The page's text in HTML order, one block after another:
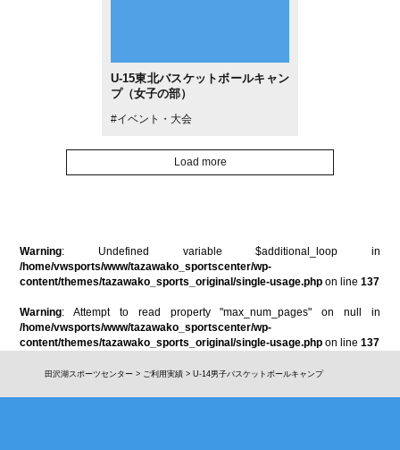
U-15東北バスケットボールキャン
プ（女子の部）
#イベント・大会
Load more
Warning: Undefined variable $additional_loop in
/home/vwsports/www/tazawako_sportscenter/wp-
content/themes/tazawako_sports_original/single-usage.php on line137
Warning: Attempt to read property "max_num_pages" on null in
/home/vwsports/www/tazawako_sportscenter/wp-
content/themes/tazawako_sports_original/single-usage.php on line137
田沢湖スポーツセンター > ご利用実績 > U-14男子バスケットボールキャンプ